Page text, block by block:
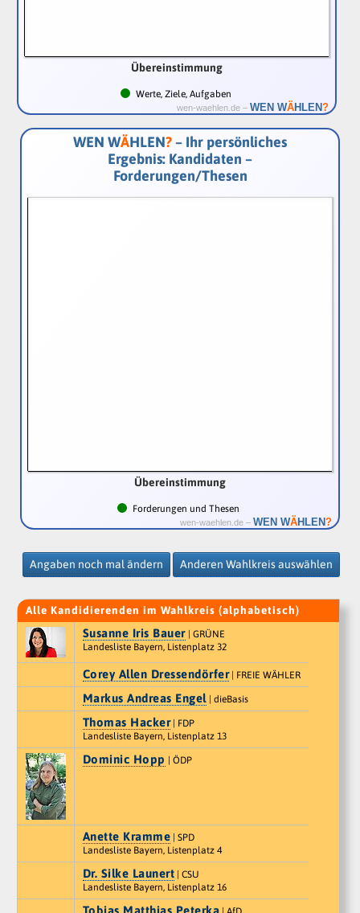
Übereinstimmung
Werte, Ziele, Aufgaben
wen-waehlen.de – WEN WÄHLEN?
Übereinstimmung
WEN WÄHLEN?– Ihr persönliches
Ergebnis: Kandidaten –
Forderungen/Thesen
Forderungen und Thesen
wen-waehlen.de – WEN WÄHLEN?
Angaben noch mal ändern Anderen Wahlkreis auswählen
Alle Kandidierenden im Wahlkreis (alphabetisch)
Susanne Iris Bauer| GRÜNE
Landesliste Bayern, Listenplatz 32
Corey Allen Dressendörfer| FREIE WÄHLER
Markus Andreas Engel| dieBasis
Thomas Hacker| FDP
Landesliste Bayern, Listenplatz 13
Dominic Hopp | ÖDP
Anette Kramme | SPD
Landesliste Bayern, Listenplatz 4
Dr. Silke Launert | CSU
Landesliste Bayern, Listenplatz 16
Tobias Matthias Peterka